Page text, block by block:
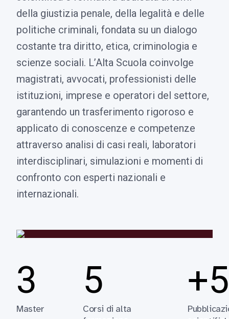
della giustizia penale, della legalità e delle
politiche criminali, fondata su un dialogo
costante tra diritto, etica, criminologia e
scienze sociali. L’Alta Scuola coinvolge
magistrati, avvocati, professionisti delle
istituzioni, imprese e operatori del settore,
garantendo un trasferimento rigoroso e
applicato di conoscenze e competenze
attraverso analisi di casi reali, laboratori
interdisciplinari, simulazioni e momenti di
confronto con esperti nazionali e
internazionali.
3
Master
5
Corsi di alta